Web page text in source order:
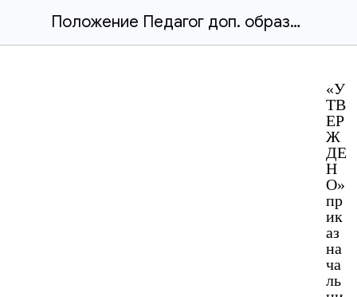
Положение Педагог доп. образования 2026.docx
«У
ТВ
ЕР
Ж
ДЕ
Н
О»
пр
ик
аз
на
ча
ль